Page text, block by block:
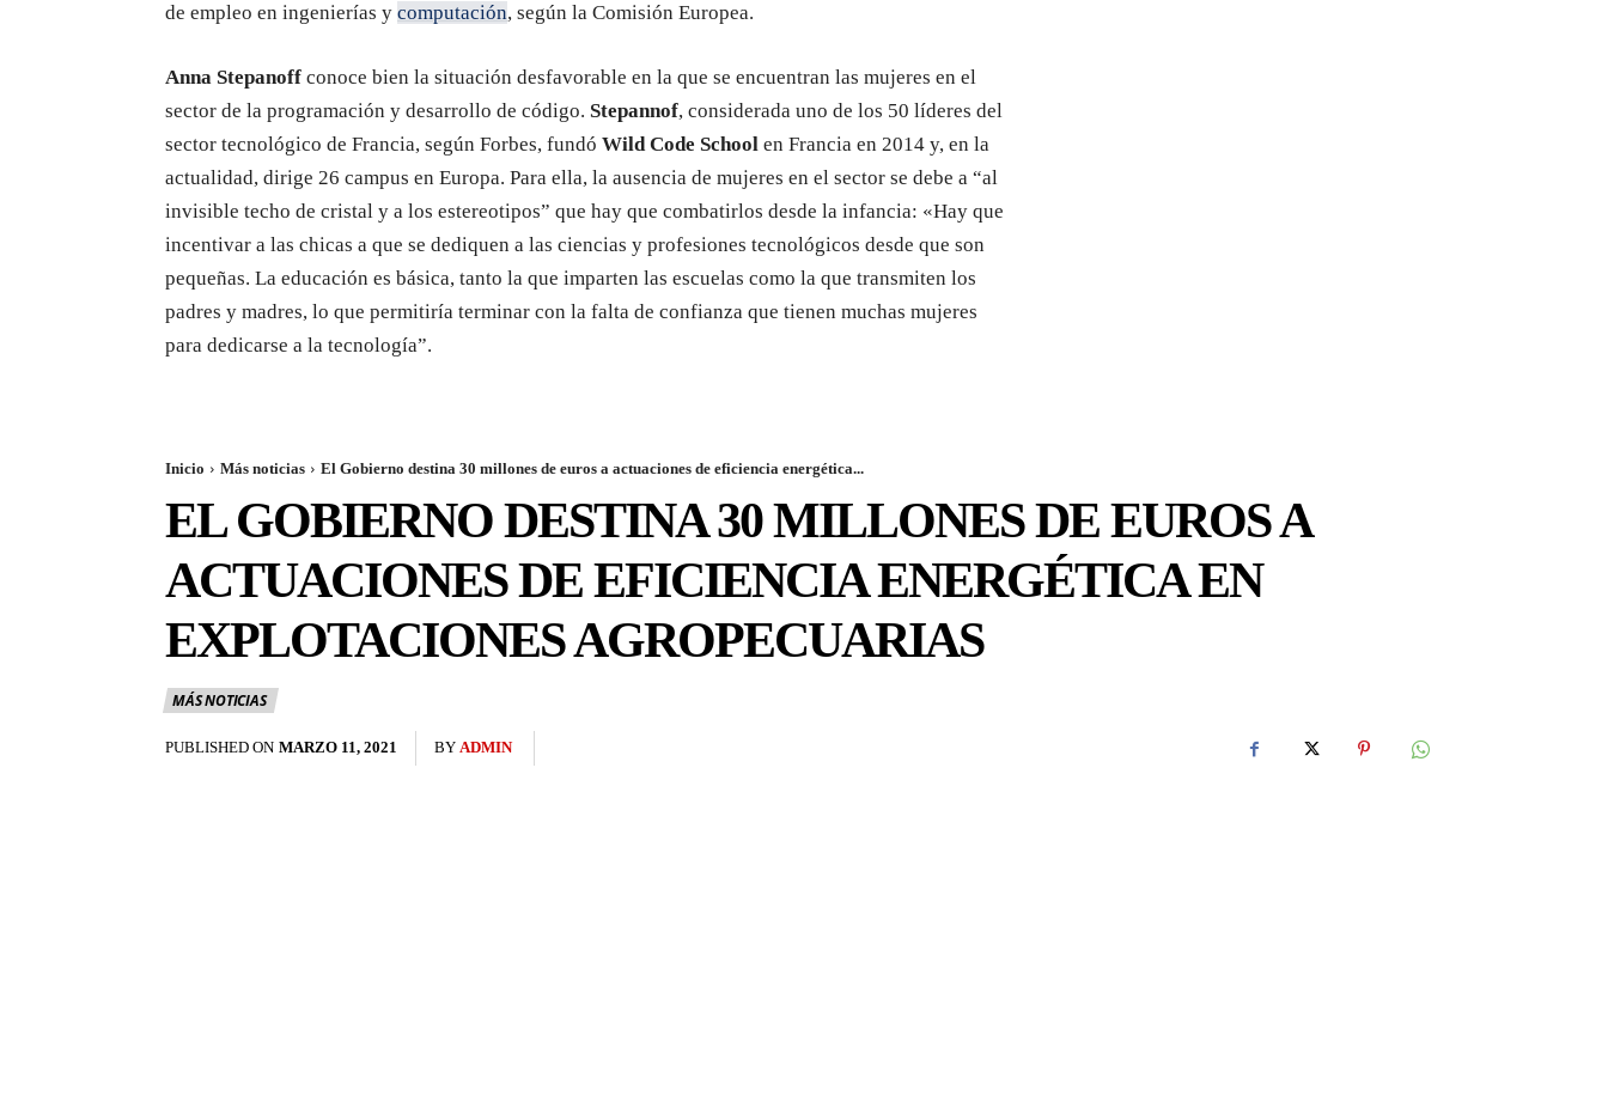
de empleo en ingenierías y computación, según la Comisión Europea.
Anna Stepanoff conoce bien la situación desfavorable en la que se encuentran las mujeres en el
sector de la programación y desarrollo de código. Stepannof, considerada uno de los 50 líderes del
sector tecnológico de Francia, según Forbes, fundó Wild Code School en Francia en 2014 y, en la
actualidad, dirige 26 campus en Europa. Para ella, la ausencia de mujeres en el sector se debe a “al
invisible techo de cristal y a los estereotipos” que hay que combatirlos desde la infancia: «Hay que
incentivar a las chicas a que se dediquen a las ciencias y profesiones tecnológicos desde que son
pequeñas. La educación es básica, tanto la que imparten las escuelas como la que transmiten los
padres y madres, lo que permitiría terminar con la falta de confianza que tienen muchas mujeres
para dedicarse a la tecnología”.